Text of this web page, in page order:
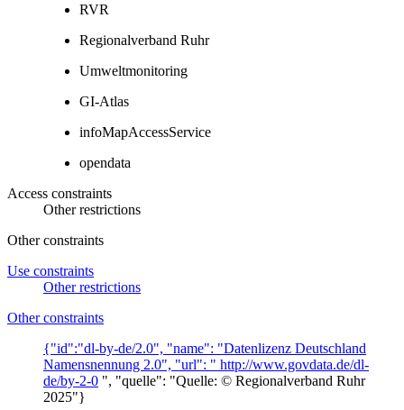
RVR
Regionalverband Ruhr
Umweltmonitoring
GI-Atlas
infoMapAccessService
opendata
Access constraints
Other restrictions
Other constraints
Use constraints
Other restrictions
Other constraints
{"id":"dl-by-de/2.0", "name": "Datenlizenz Deutschland
Namensnennung 2.0", "url": " http://www.govdata.de/dl-
de/by-2-0 ", "quelle": "Quelle: © Regionalverband Ruhr
2025"}